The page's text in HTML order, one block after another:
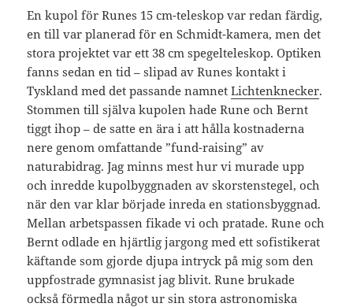
En kupol för Runes 15 cm-teleskop var redan färdig,
en till var planerad för en Schmidt-kamera, men det
stora projektet var ett 38 cm spegelteleskop. Optiken
fanns sedan en tid – slipad av Runes kontakt i
Tyskland med det passande namnetLichtenknecker.
Stommen till själva kupolen hade Rune och Bernt
tiggt ihop – de satte en ära i att hålla kostnaderna
nere genom omfattande ”fund-raising” av
naturabidrag. Jag minns mest hur vi murade upp
och inredde kupolbyggnaden av skorstenstegel, och
när den var klar började inreda en stationsbyggnad.
Mellan arbetspassen fikade vi och pratade. Rune och
Bernt odlade en hjärtlig jargong med ett sofistikerat
käftande som gjorde djupa intryck på mig som den
uppfostrade gymnasist jag blivit. Rune brukade
också förmedla något ur sin stora astronomiska